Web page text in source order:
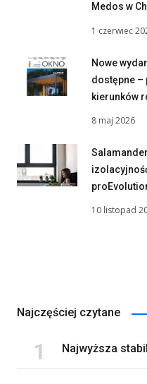
Medos w
1 czerwiec
Nowe
dostępne –
kierunków
8 maj 2026
10 listopad
Najczęściej czytane
Najwyższa